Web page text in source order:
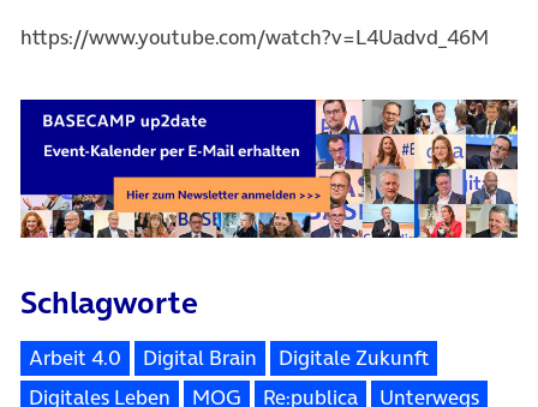
https://www.youtube.com/watch?v=L4Uadvd_46M
Schlagworte
Arbeit 4.0 Digital Brain
Digitale Zukunft
Digitales Leben
MOG Re:publica Unterwegs